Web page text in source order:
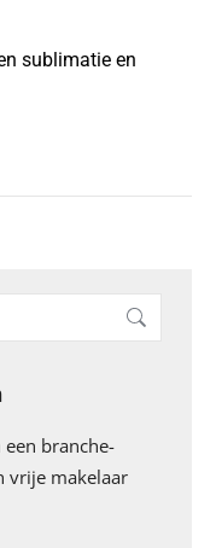
sublimatie en
branche-
vrije makelaar